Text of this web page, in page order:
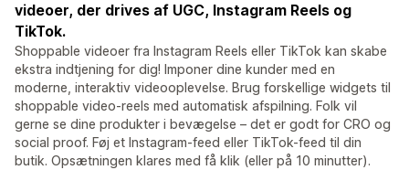
videoer, der drives af UGC, Instagram Reels og
TikTok.
Shoppable videoer fra Instagram Reels eller TikTok kan skabe
ekstra indtjening for dig! Imponer dine kunder med en
moderne, interaktiv videooplevelse. Brug forskellige widgets til
shoppable video-reels med automatisk afspilning. Folk vil
gerne se dine produkter i bevægelse – det er godt for CRO og
social proof. Føj et Instagram-feed eller TikTok-feed til din
butik. Opsætningen klares med få klik (eller på 10 minutter).